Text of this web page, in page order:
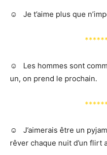
☺️ Je t’aime plus que
☺️ Les hommes sont
un, on prend le prochain.
☺️ J’aimerais être un
rêver chaque nuit d’un flirt